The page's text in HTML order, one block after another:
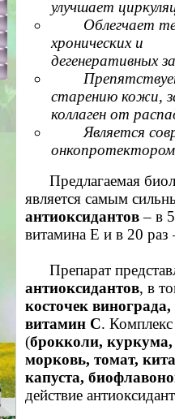
улучшает
Облегчает
хронических и
дегенеративных
старению кожи,
коллаген от
Является
онкопротектором
Предлагаемая
является самым
антиоксидантов – в
витамина Е и в 20 раз
Препарат
антиоксидантов, в
косточек
витамин С. Комплекс
(брокколи, куркума,
морковь, томат,
капуста,
действие